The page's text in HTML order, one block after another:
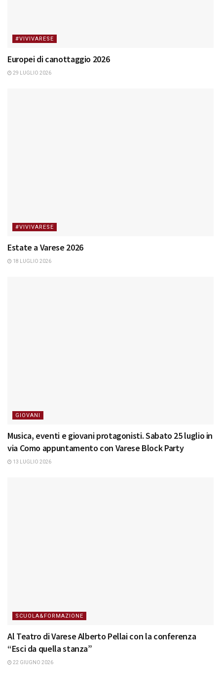
#VIVIVARESE
Europei di canottaggio 2026
29 LUGLIO 2026
#VIVIVARESE
Estate a Varese 2026
18 LUGLIO 2026
GIOVANI
Musica, eventi e giovani protagonisti. Sabato 25 luglio in
via Como appuntamento con Varese Block Party
13 LUGLIO 2026
SCUOLA&FORMAZIONE
Al Teatro di Varese Alberto Pellai con la conferenza
“Esci da quella stanza”
22 GIUGNO 2026